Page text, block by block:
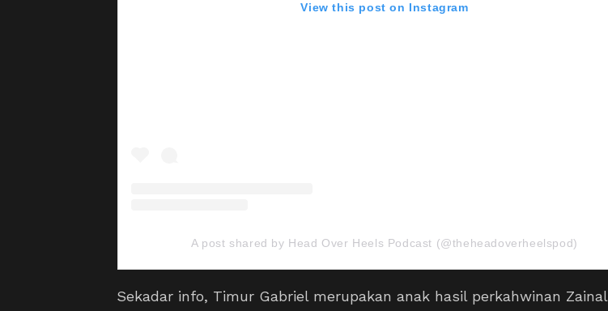
View this post on Instagram
A post shared by Head Over Heels Podcast (@theheadoverheelspod)
Sekadar info, Timur Gabriel merupakan anak hasil perkahwinan Zainal